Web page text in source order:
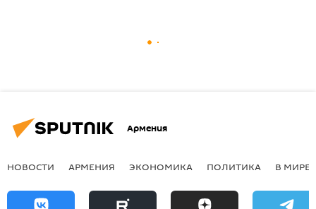
Армения
НОВОСТИ АРМЕНИЯ ЭКОНОМИКА ПОЛИТИКА В МИРЕ